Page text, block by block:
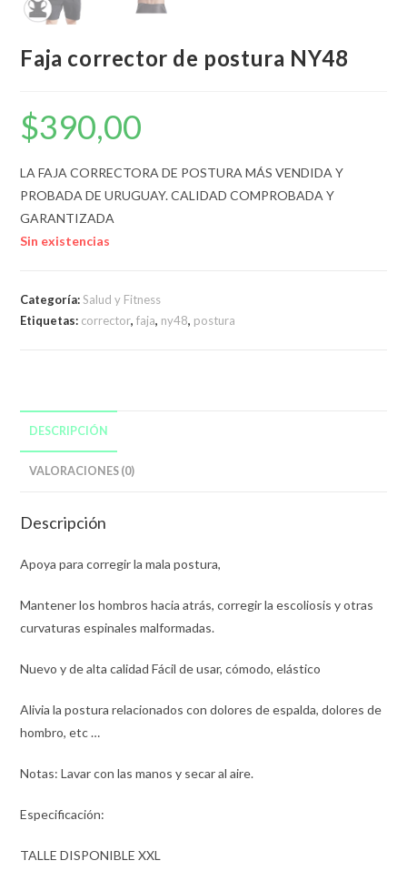
Faja corrector de postura NY48
$390,00
LA FAJA CORRECTORA DE POSTURA MÁS VENDIDA Y
PROBADA DE URUGUAY. CALIDAD COMPROBADA Y
GARANTIZADA
Sin existencias
Categoría:Salud y Fitness
Etiquetas: corrector,faja, ny48, postura
DESCRIPCIÓN
VALORACIONES (0)
Descripción
Apoya para corregir la mala postura,
Mantener los hombros hacia atrás, corregir la escoliosis y otras
curvaturas espinales malformadas.
Nuevo y de alta calidad Fácil de usar, cómodo, elástico
Alivia la postura relacionados con dolores de espalda, dolores de
hombro, etc …
Notas: Lavar con las manos y secar al aire.
Especificación:
TALLE DISPONIBLE XXL